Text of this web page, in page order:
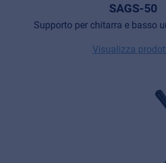
SAGS-50
Supporto per chitarra e basso
Visualizza